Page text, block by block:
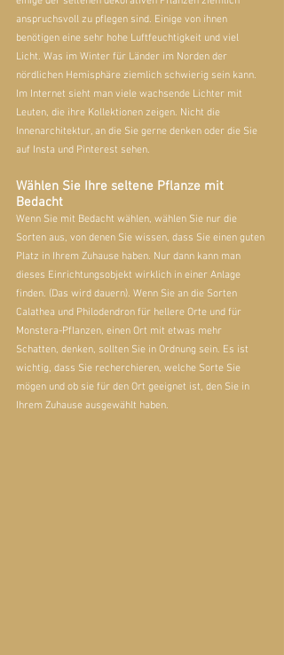
anspruchsvoll zu pflegen sind. Einige von ihnen
benötigen eine sehr hohe Luftfeuchtigkeit und viel
Licht. Was im Winter für Länder im Norden der
nördlichen Hemisphäre ziemlich schwierig sein kann.
Im Internet sieht man viele wachsende Lichter mit
Leuten, die ihre Kollektionen zeigen. Nicht die
Innenarchitektur, an die Sie gerne denken oder die Sie
auf Insta und Pinterest sehen.
Wählen Sie Ihre seltene Pflanze mit
Bedacht
Wenn Sie mit Bedacht wählen, wählen Sie nur die
Sorten aus, von denen Sie wissen, dass Sie einen guten
Platz in Ihrem Zuhause haben. Nur dann kann man
dieses Einrichtungsobjekt wirklich in einer Anlage
finden. (Das wird dauern). Wenn Sie an die Sorten
Calathea und Philodendron für hellere Orte und für
Monstera-Pflanzen, einen Ort mit etwas mehr
Schatten, denken, sollten Sie in Ordnung sein. Es ist
wichtig, dass Sie recherchieren, welche Sorte Sie
mögen und ob sie für den Ort geeignet ist, den Sie in
Ihrem Zuhause ausgewählt haben.